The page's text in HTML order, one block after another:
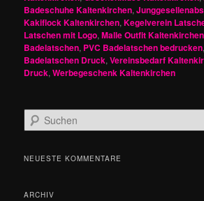
Badeschuhe Kaltenkirchen,
Kakiflock Kaltenkirchen,Kegelverein
Latschen mit Logo,Malle Outfit Kaltenkirchen
Badelatschen, PVC Badelatschen bedrucken
Badelatschen Druck,Vereinsbedarf
Druck,Werbegeschenk Kaltenkirchen
u
h
NEUESTE KOMMENTARE
ARCHIV